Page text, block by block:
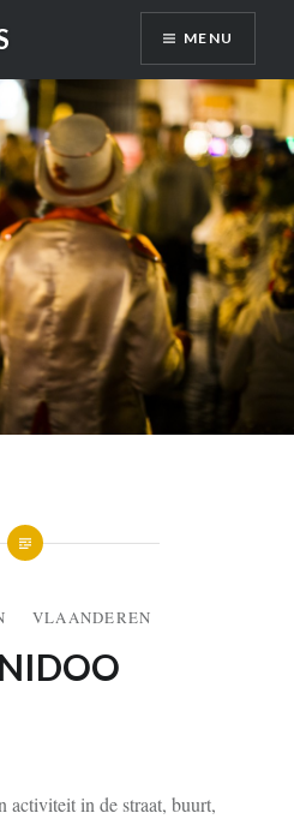
MENU
VLAANDEREN
activiteit in de straat, buurt,